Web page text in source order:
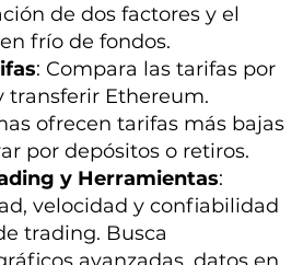
de dos factores y el
frío de fondos.
: Compara las tarifas por
transferir Ethereum.
ofrecen tarifas más bajas
por depósitos o retiros.
y Herramientas:
velocidad y confiabilidad
trading. Busca
avanzadas, datos en